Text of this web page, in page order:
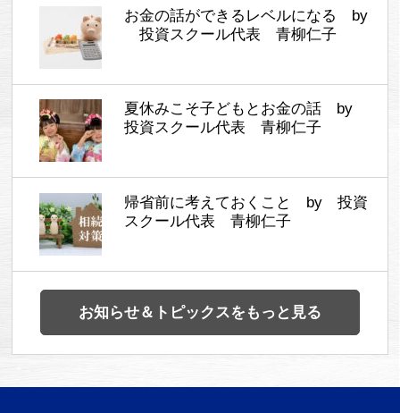
お金の話ができるレベルになる by
投資スクール代表 青柳仁子
夏休みこそ子どもとお金の話 by
投資スクール代表 青柳仁子
帰省前に考えておくこと by 投資
スクール代表 青柳仁子
お知らせ＆トピックスをもっと見る